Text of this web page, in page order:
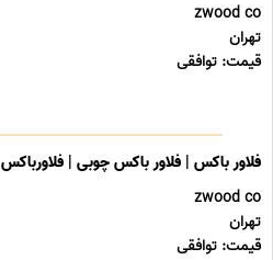
zwood co
تهران
قیمت: توافقی
فلاور باکس | فلاور باکس چوبی | فلاورباکس
zwood co
تهران
قیمت: توافقی